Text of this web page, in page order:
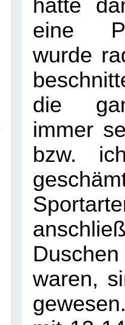
hatte
eine
wurde
die
immer
bzw.
waren,